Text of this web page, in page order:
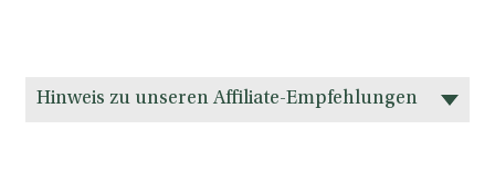
Hinweis zu unseren Affiliate-Empfehlungen